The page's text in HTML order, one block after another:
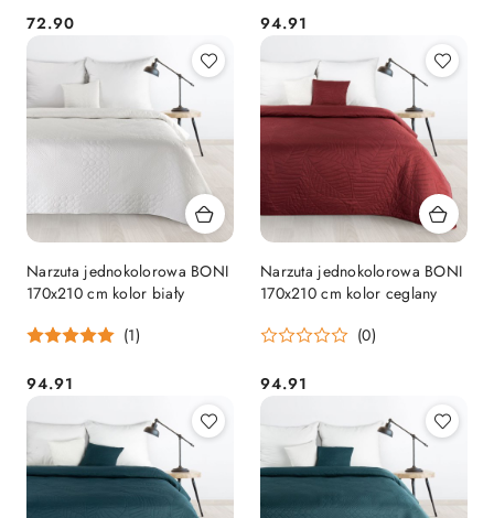
Cena:
72.90 Cena:
94.91
Narzuta jednokolorowa BONI
170x210 cm kolor biały
(1)
Cena:
94.91
Narzuta jednokolorowa BONI
170x210 cm kolor ceglany
(0)
Cena:
94.91